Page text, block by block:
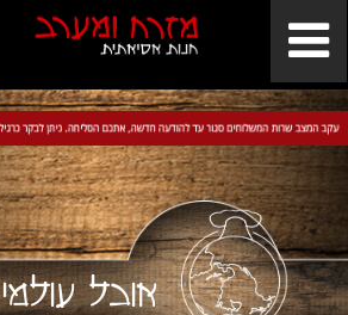
אוכל עולמי